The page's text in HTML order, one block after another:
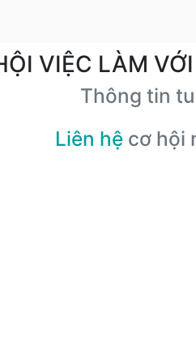
VIỆC LÀM
Thông tin
Liên hệ cơ hội